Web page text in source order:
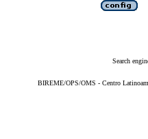
Search
BIREME/OPS/OMS - Centro